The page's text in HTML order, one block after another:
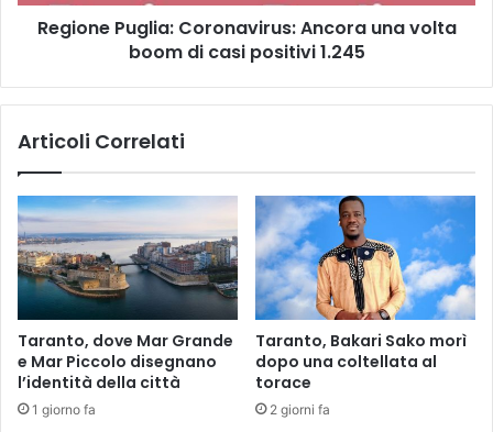
D
M
T
I
S
A
N
Z
O
N
A
C
o
n
a
v
u
s
A
Regione Puglia: Coronavirus: Ancora una volta
boom di casi positivi 1.245
Articoli Correlati
Taranto, dove Mar Grande
e Mar Piccolo disegnano
l’identità della città
1 giorno fa
Taranto, Bakari Sako morì
dopo una coltellata al
torace
2 giorni fa